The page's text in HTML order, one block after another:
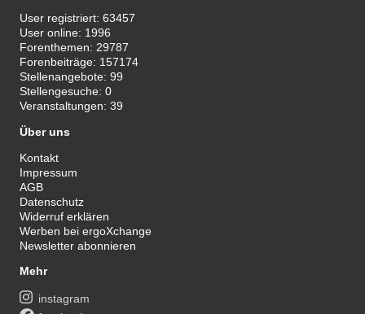
User registriert:63457
User online: 1996
Forenthemen: 29787
Forenbeiträge: 157174
Stellenangebote:99
Stellengesuche:0
Veranstaltungen:39
Über uns
Kontakt
Impressum
AGB
Datenschutz
Widerruf erklären
Werben bei ergoXchange
Newsletter abonnieren
Mehr
instagram